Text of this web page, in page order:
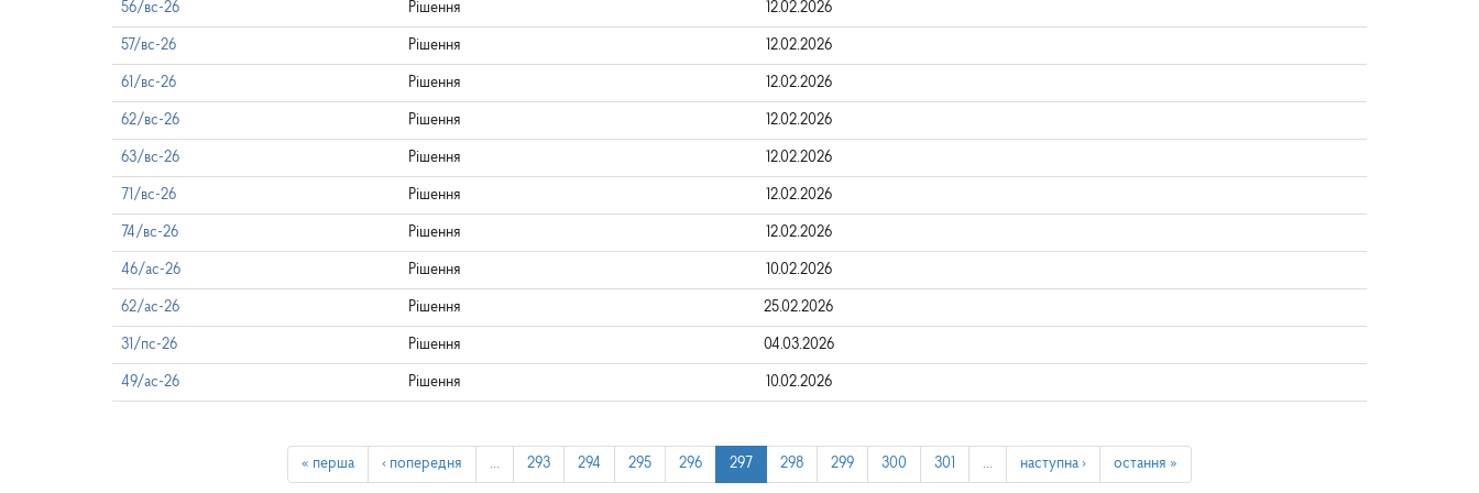
56/вс-26 Рішення 12.02.2026
57/вс-26 Рішення 12.02.2026
61/вс-26 Рішення 12.02.2026
62/вс-26 Рішення 12.02.2026
63/вс-26 Рішення 12.02.2026
71/вс-26 Рішення 12.02.2026
74/вс-26 Рішення 12.02.2026
46/ас-26 Рішення 10.02.2026
62/ас-26 Рішення 25.02.2026
31/пс-26 Рішення 04.03.2026
49/ас-26 Рішення 10.02.2026
« перша ‹ попередня … 293 294 295 296 297 298 299 300 301 … наступна › остання »